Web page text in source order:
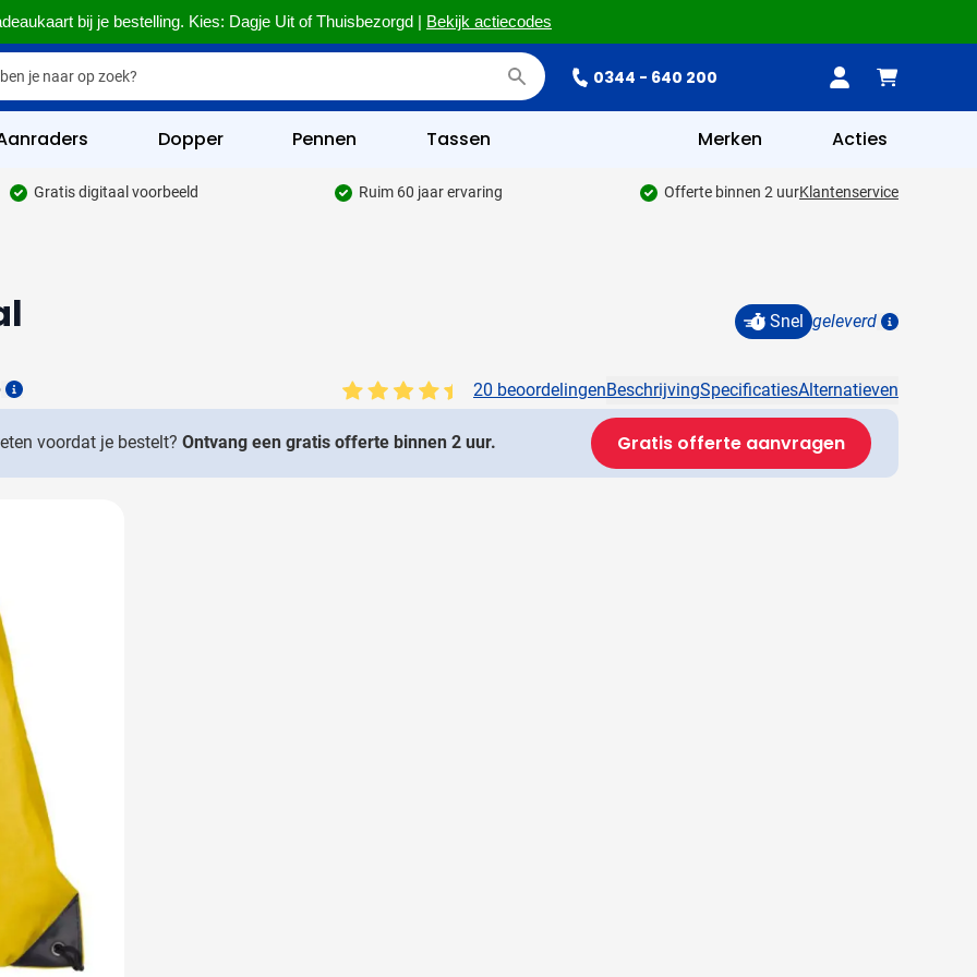
bij je bestelling. Kies: Dagje Uit of Thuisbezorgd | Bekijk actiecodes
0344 - 640 200
categorie
categorie
categorie
& Veiligheid categorie
& Wellness categorie
& Tafelen categorie
categorie
categorie
categorie
categorie
& overig categorie
Dopper Pennen Tassen Merken Acties
Gratis digitaal voorbeeld Ruim 60 jaar ervaring Offerte binnen 2 uurKlantenservice
Snel geleverd
Details
20 beoordelingenBeschrijvingSpecificatiesAlternatieven
voordat je bestelt? Ontvang een gratis offerte binnen 2 uur. Gratis offerte aanvragen